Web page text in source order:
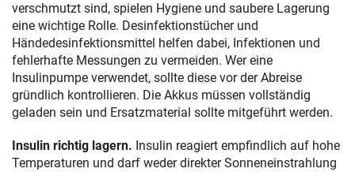
verschmutzt sind, spielen Hygiene und saubere Lagerung
eine wichtige Rolle. Desinfektionstücher und
Händedesinfektionsmittel helfen dabei, Infektionen und
fehlerhafte Messungen zu vermeiden. Wer eine
Insulinpumpe verwendet, sollte diese vor der Abreise
gründlich kontrollieren. Die Akkus müssen vollständig
geladen sein und Ersatzmaterial sollte mitgeführt werden.
Insulin richtig lagern. Insulin reagiert empfindlich auf hohe
Temperaturen und darf weder direkter Sonneneinstrahlung